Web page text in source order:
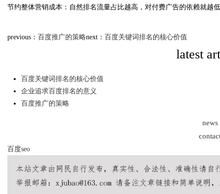
节约整体营销成本：自然排名流量占比越高，对付费广告的依赖就越
previous： 百度推广的策略next： 百度关键词排名的核心价值
latest
百度关键词排名的核心价值
企业追求百度排名的意义
百度推广的策略
news
百度seo